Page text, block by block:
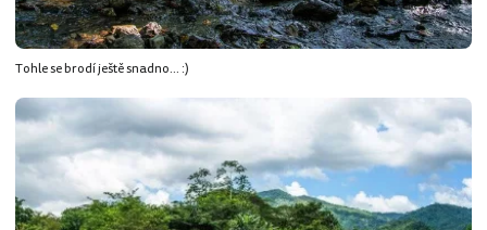
Tohle se brodí ještě snadno... :)